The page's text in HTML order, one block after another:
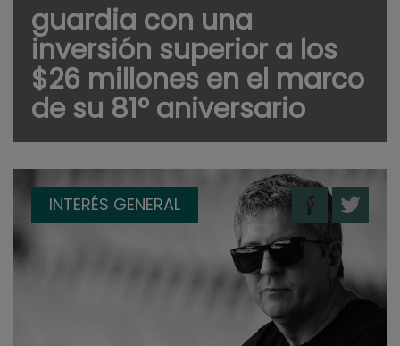
guardia con una
inversión superior a los
$26 millones en el marco
de su 81° aniversario
INTERÉS GENERAL